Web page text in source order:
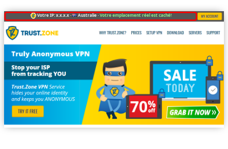
Votre IP: x.x.x.x · Australie ·Votre emplacement réel est caché!